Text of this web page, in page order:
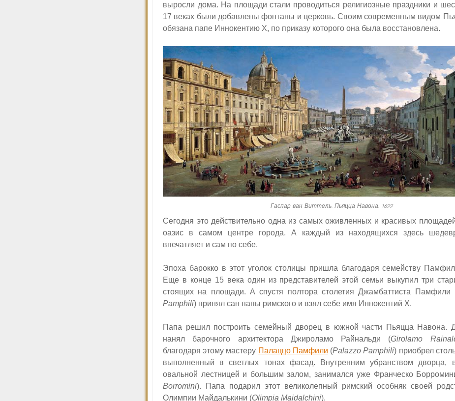
выросли дома. На площади стали проводиться религиозные праздники и
17 веках были добавлены фонтаны и церковь. Своим современным видом
обязана папе Иннокентию X, по приказу которого она была восстановлена.
Гаспар ван Виттель. Пьяцца Навона. 1699
Сегодня это действительно одна из самых оживленных и красивых
оазис в самом центре города. А каждый из находящихся здесь
впечатляет и сам по себе.
Эпоха барокко в этот уголок столицы пришла благодаря семейству
Еще в конце 15 века один из представителей этой семьи выкупил три
стоящих на площади. А спустя полтора столетия Джамбаттиста Памфили
Pamphili) принял сан папы римского и взял себе имя Иннокентий X.
Папа решил построить семейный дворец в южной части Пьяцца Навона.
нанял барочного архитектора Джироламо Райнальди (Girolamo
благодаря этому мастеру Палаццо Памфили (Palazzo Pamphili) приобрел
выполненный в светлых тонах фасад. Внутренним убранством дворца,
овальной лестницей и большим залом, занимался уже Франческо
Borromini). Папа подарил этот великолепный римский особняк своей
Олимпии Майдалькини (Olimpia Maidalchini).